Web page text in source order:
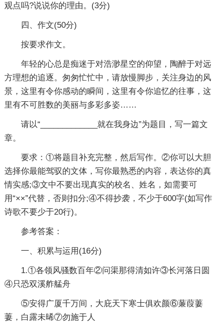
观点吗?说说你的理由。(3分)
四、作文(50分)
按要求作文。
年轻的心总是痴迷于对浩渺星空的仰望，陶醉于对远
方理想的追逐。匆匆忙忙中，请放慢脚步，关注身边的风
景，这里有令你感动的瞬间，这里有令你追忆的往事，这
里有不可胜数的美丽与多彩多姿……
请以“_____________就在我身边”为题目，写一篇文
章。
要求：①将题目补充完整，然后写作。②你可以大胆
选择你最能驾驭的文体，写你最熟悉的内容，表达你的真
情实感;③文中不要出现真实的校名、姓名，如需要可
用“××”代替，否则扣分;④不得抄袭，不少于600字(如写作
诗歌不要少于20行)。
参考答案：
一、积累与运用(16分)
1.①各领风骚数百年②问渠那得清如许③长河落日圆
④只恐双溪舴艋舟
⑤安得广厦千万间，大庇天下寒士俱欢颜⑥蒹葭萋
萋，白露未晞⑦勿施于人